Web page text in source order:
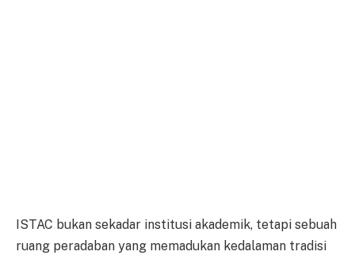
ISTAC bukan sekadar institusi akademik, tetapi sebuah
ruang peradaban yang memadukan kedalaman tradisi